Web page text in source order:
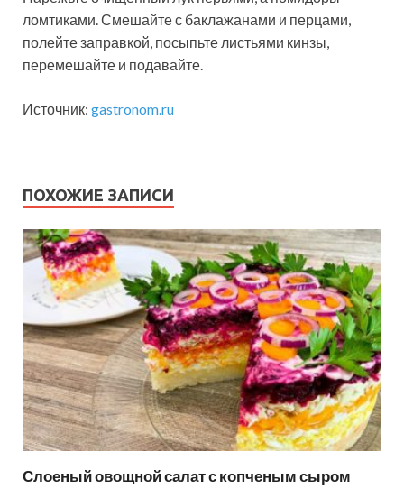
ломтиками. Смешайте с баклажанами и перцами,
полейте заправкой, посыпьте листьями кинзы,
перемешайте и подавайте.
Источник: gastronom.ru
ПОХОЖИЕ ЗАПИСИ
Слоеный овощной салат с копченым сыром